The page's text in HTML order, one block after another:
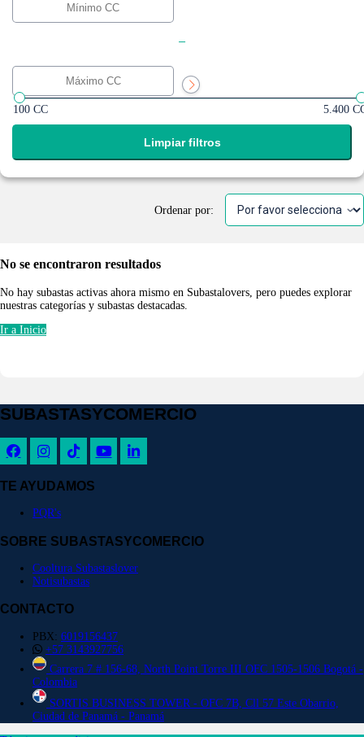
-
100 CC 5.400
Limpiar filtros
Ordenar por:
No se encontraron resultados
No hay subastas activas ahora mismo en Subastalovers, pero puedes explorar
nuestras categorías y subastas destacadas.
Ir a Inicio
SUBASTASYCOMERCIO
TE AYUDAMOS
PQR's
SOBRE SUBASTASYCOMERCIO
Cooltura Subastaslover
Notisubastas
CONTACTO
PBX: 6019156437
+57 3143927756
Carrera 7 # 156-68, North Point Torre III OFC 1505-1506 Bogotá -
Colombia
SORTIS BUSINESS TOWER - OFC 7B, Cll 57 Este Obarrio,
Ciudad de Panamá - Panamá